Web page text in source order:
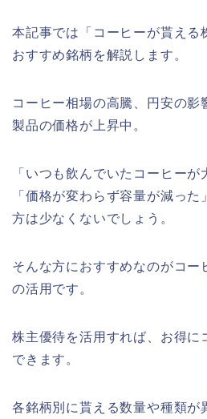
本記事では「コーヒーが貰える
おすすめ銘柄を解説します。
コーヒー相場の高騰、円安の影
製品の価格が上昇中。
「いつも飲んでいたコーヒーが
「価格が変わらず容量が減っ
方は少なくないでしょう。
そんな方におすすめなのがコー
の活用です。
株主優待を活用すれば、お得に
できます。
各銘柄別に貰える数量や種類が